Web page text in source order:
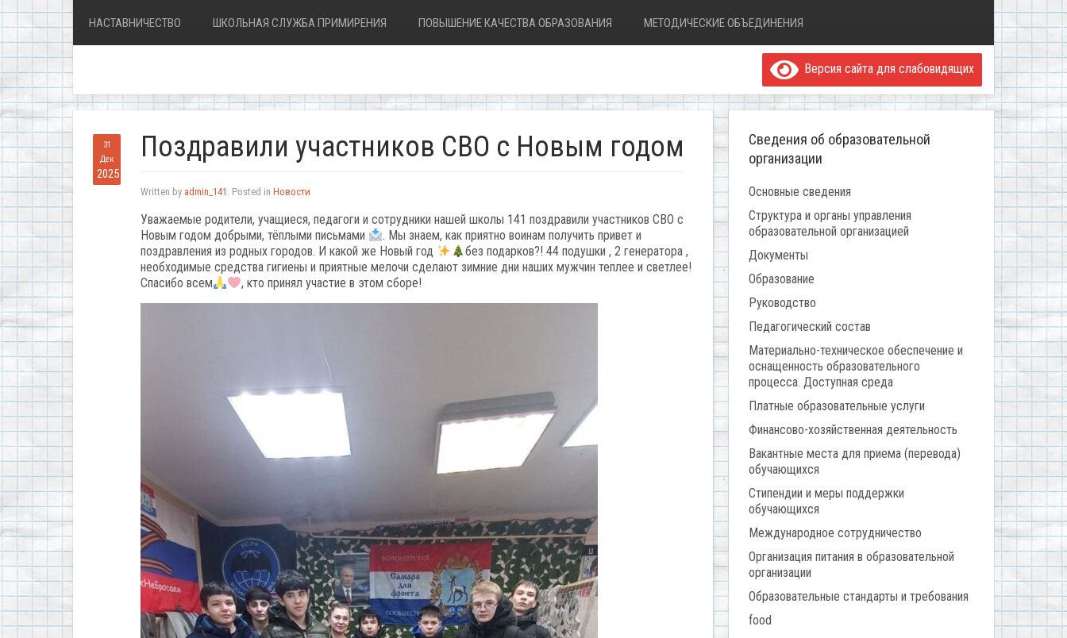
НАСТАВНИЧЕСТВО ШКОЛЬНАЯ СЛУЖБА ПРИМИРЕНИЯ ПОВЫШЕНИЕ КАЧЕСТВА ОБРАЗОВАНИЯ МЕТОДИЧЕСКИЕ ОБЪЕДИНЕНИЯ
Версия сайта для слабовидящих
31
Дек
2025
Поздравили участников СВО с Новым годом
Written by admin_141 . Posted in Новости
Уважаемые родители, учащиеся, педагоги и сотрудники нашей школы 141 поздравили участников СВО с
Новым годом добрыми, тёплыми письмами
. Мы знаем, как приятно воинам получить привет и
поздравления из родных городов. И какой же Новый год
без подарков?! 44 подушки , 2 генератора ,
необходимые средства гигиены и приятные мелочи сделают зимние дни наших мужчин теплее и светлее!
Спасибо всем
, кто принял участие в этом сборе!
Сведения об образовательной
организации
Основные сведения
Структура и органы управления
образовательной организацией
Документы
Образование
Руководство
Педагогический состав
Материально-техническое обеспечение и
оснащенность образовательного
процесса. Доступная среда
Платные образовательные услуги
Финансово-хозяйственная деятельность
Вакантные места для приема (перевода)
обучающихся
Стипендии и меры поддержки
обучающихся
Международное сотрудничество
Организация питания в образовательной
организации
Образовательные стандарты и требования
food